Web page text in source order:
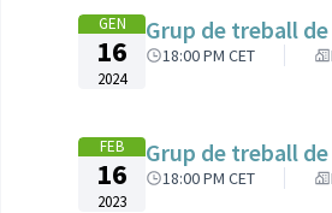
GEN
16
2024
Grup de treball
18:00 PM CET
FEB
16
2023
Grup de treball
18:00 PM CET